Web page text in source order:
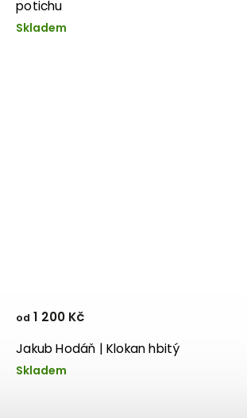
potichu
Skladem
Jakub Hodáň | Klokan hbitý
Skladem
od 1 200 Kč